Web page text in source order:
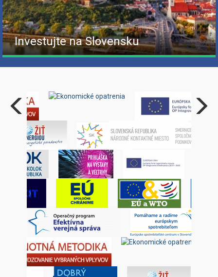
Investujte na Slovensku